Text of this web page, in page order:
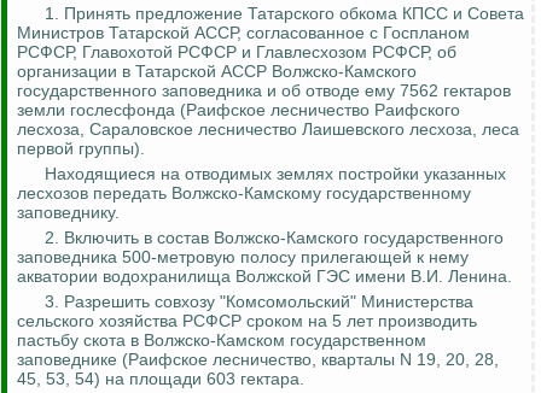
1. Принять предложение Татарского обкома КПСС и Совета
Министров Татарской АССР, согласованное с Госпланом
РСФСР, Главохотой РСФСР и Главлесхозом РСФСР, об
организации в Татарской АССР Волжско-Камского
государственного заповедника и об отводе ему 7562 гектаров
земли гослесфонда (Раифское лесничество Раифского
лесхоза, Сараловское лесничество Лаишевского лесхоза, леса
первой группы).
Находящиеся на отводимых землях постройки указанных
лесхозов передать Волжско-Камскому государственному
заповеднику.
2. Включить в состав Волжско-Камского государственного
заповедника 500-метровую полосу прилегающей к нему
акватории водохранилища Волжской ГЭС имени В.И. Ленина.
3. Разрешить совхозу "Комсомольский" Министерства
сельского хозяйства РСФСР сроком на 5 лет производить
пастьбу скота в Волжско-Камском государственном
заповеднике (Раифское лесничество, кварталы N 19, 20, 28,
45, 53, 54) на площади 603 гектара.